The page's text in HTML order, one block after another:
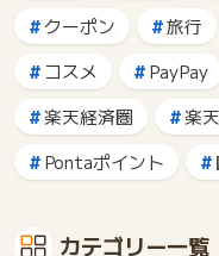
クーポン
旅行
コスメ
PayPay
楽天経済圏
楽
Pontaポイント
カテゴリー一覧